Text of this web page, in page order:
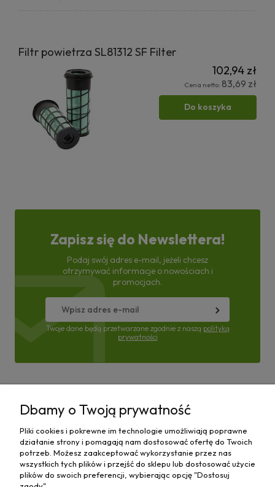
Filtr powietrza SL81312 SF Filter
102,94 zł
Cena netto: 83,69 zł
Do koszyka
Zapisz się do Newslettera!
Podaj swój adres e-mail, jeżeli chcesz
otrzymywać informacje o nowościach i
promocjach.
Twoje dane będą przetwarzane zgodnie z naszą polityką
prywatności
Moje konto
Płatności i dostawa
Informacje
Dbamy o Twoją prywatność
Pliki cookies i pokrewne im technologie umożliwiają poprawne
działanie strony i pomagają nam dostosować ofertę do Twoich
potrzeb. Możesz zaakceptować wykorzystanie przez nas
wszystkich tych plików i przejść do sklepu lub dostosować użycie
plików do swoich preferencji, wybierając opcję "Dostosuj